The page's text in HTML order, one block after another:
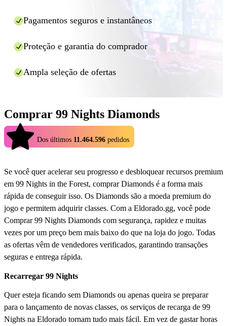
Pagamentos seguros e instantâneos
Proteção e garantia do comprador
Ampla seleção de ofertas
Comprar 99 Nights Diamonds
Dos últimos 11.464.596 pedidos
Se você quer acelerar seu progresso e desbloquear recursos premium
em 99 Nights in the Forest, comprar Diamonds é a forma mais
rápida de conseguir isso. Os Diamonds são a moeda premium do
jogo e permitem adquirir classes. Com a Eldorado.gg, você pode
Comprar 99 Nights Diamonds com segurança, rapidez e muitas
vezes por um preço bem mais baixo do que na loja do jogo. Todas
as ofertas vêm de vendedores verificados, garantindo transações
seguras e entrega rápida.
Recarregar 99 Nights
Quer esteja ficando sem Diamonds ou apenas queira se preparar
para o lançamento de novas classes, os serviços de recarga de 99
Nights na Eldorado tornam tudo mais fácil. Em vez de gastar horas